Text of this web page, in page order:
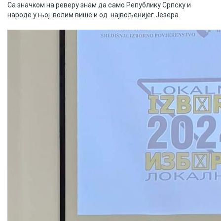
Заштита од пожара
Геоистраживања
КОНТАКТ
Са значком на реверу знам да само Републику Српску и
народе у њој волим више и од највољенијег Језера.